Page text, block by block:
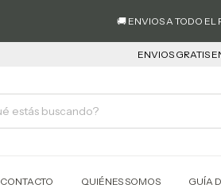
🚚 ENVIOS A TODO EL PAIS
ENVIOS GRATIS
CONTACTO QUIÉNES SOMOS GUÍA